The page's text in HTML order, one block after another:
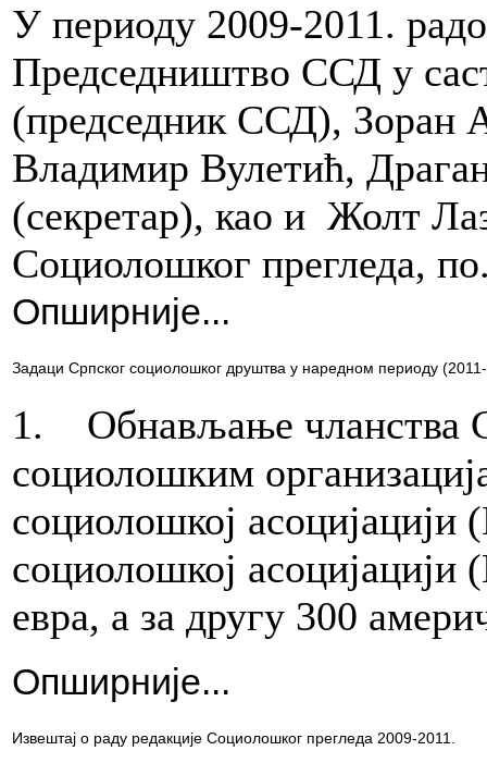
У периоду 2009-2011.
Председништво ССД у
(председник ССД),
Владимир Вулетић,
(секретар), као и Жолт
Социолошког прегледа,
Опширније...
Задаци Српског социолошког друштва у наредном периоду
1. Обнављање чланства
социолошким
социолошкој
социолошкој
евра, а за другу 300
Опширније...
Извештај о раду редакције Социолошког прегледа 2009-2011.